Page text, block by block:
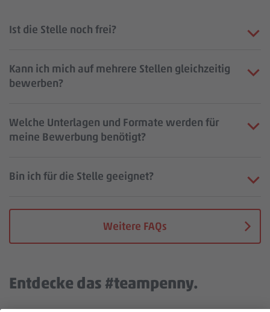
Ist die Stelle noch frei?
Kann ich mich auf mehrere Stellen gleichzeitig
bewerben?
Welche Unterlagen und Formate werden für
meine Bewerbung benötigt?
Bin ich für die Stelle geeignet?
Weitere FAQs
Entdecke das #teampenny.